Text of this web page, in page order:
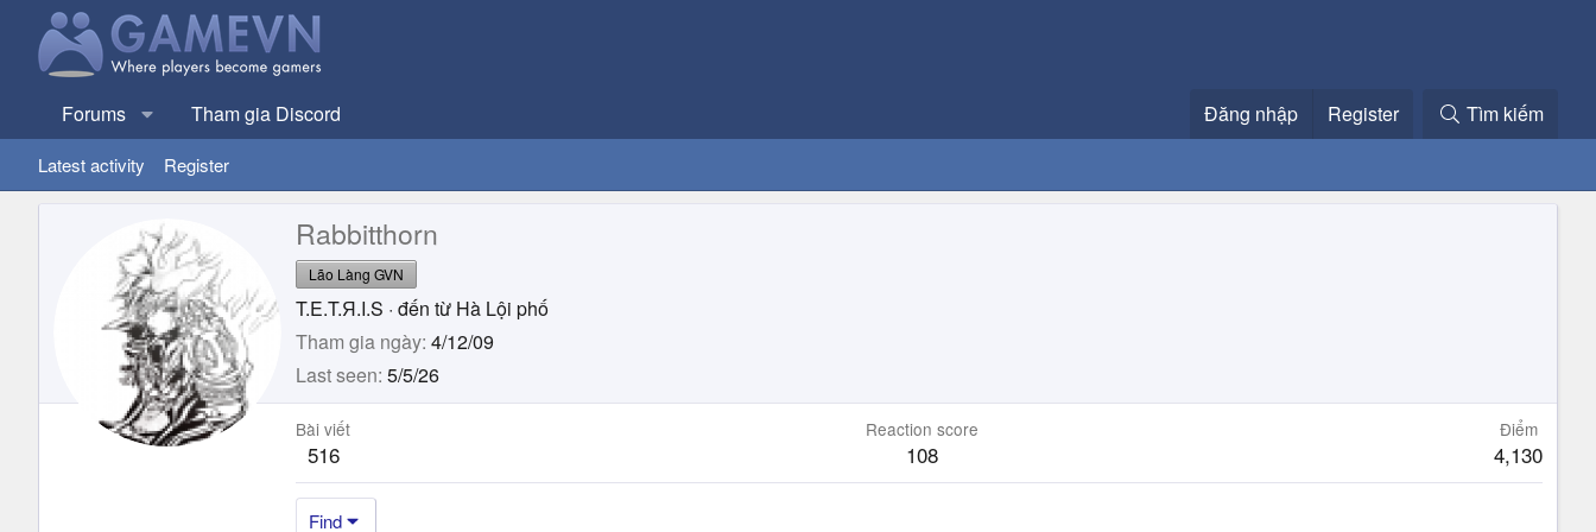
Forums Tham gia Discord Đăng nhập Register Tìm kiếm
Latest activity Register
Rabbitthorn
Lão Làng GVN
T.E.T.Я.I.S · đến từ Hà Lội phố
Tham gia ngày 4/12/09
Last seen 5/5/26
Bài viết
516
Reaction score
108
Điểm
4,130
Find